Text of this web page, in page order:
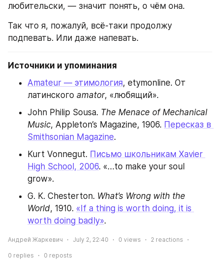
любительски, — значит понять, о чём она.
Так что я, пожалуй, всё-таки продолжу
подпевать. Или даже напевать.
Источники и упоминания
Amateur — этимология, etymonline. От
латинского amator, «любящий».
John Philip Sousa. The Menace of Mechanical
Music, Appleton’s Magazine, 1906. Пересказ в
Smithsonian Magazine.
Kurt Vonnegut. Письмо школьникам Xavier
High School, 2006. «…to make your soul
grow».
G. K. Chesterton. What’s Wrong with the
World, 1910. «If a thing is worth doing, it is
worth doing badly».
Андрей Жаркевич July 2, 22:40 0 views 2 reactions
0 replies 0 reposts